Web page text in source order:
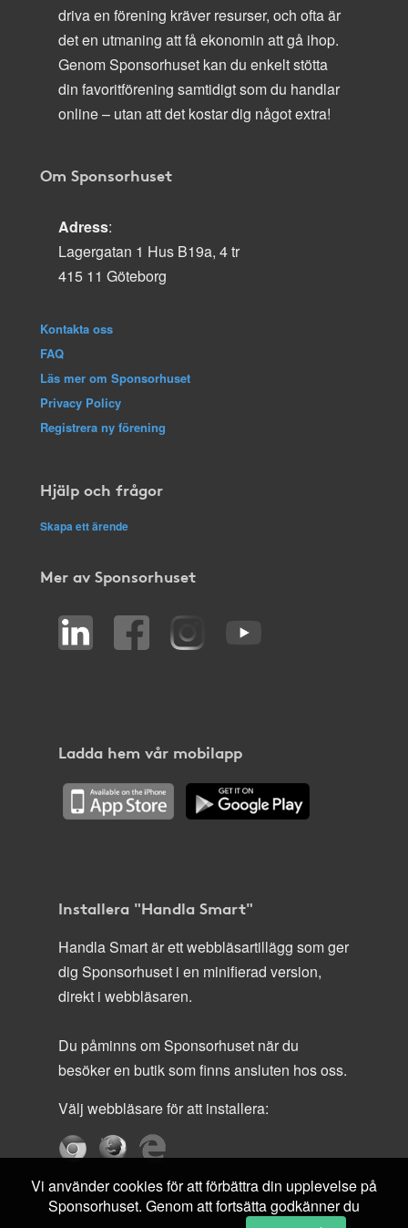
driva en förening kräver resurser, och ofta är
det en utmaning att få ekonomin att gå ihop.
Genom Sponsorhuset kan du enkelt stötta
din favoritförening samtidigt som du handlar
online – utan att det kostar dig något extra!
Om Sponsorhuset
Adress:
Lagergatan 1 Hus B19a, 4 tr
415 11 Göteborg
Kontakta oss
FAQ
Läs mer om Sponsorhuset
Privacy Policy
Registrera ny förening
Hjälp och frågor
Skapa ett ärende
Mer av Sponsorhuset
Ladda hem vår mobilapp
Installera "Handla Smart"
Handla Smart är ett webbläsartillägg som ger
dig Sponsorhuset i en minifierad version,
direkt i webbläsaren.
Du påminns om Sponsorhuset när du
besöker en butik som finns ansluten hos oss.
Välj webbläsare för att installera:
Vi använder cookies för att förbättra din upplevelse på
Sponsorhuset. Genom att fortsätta godkänner du